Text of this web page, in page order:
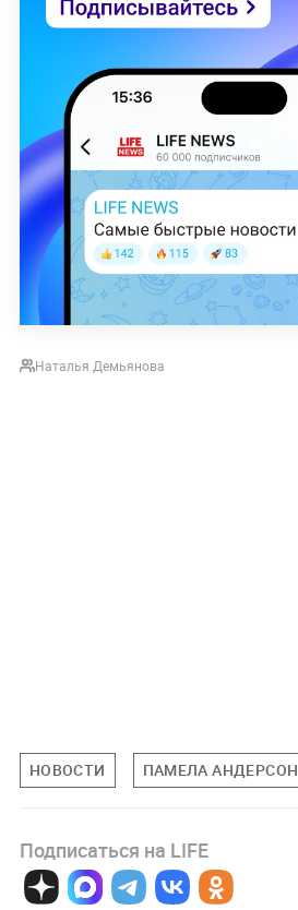
Наталья Демьянова
НОВОСТИ ПАМЕЛА АНДЕРСОН
Подписаться на LIFE